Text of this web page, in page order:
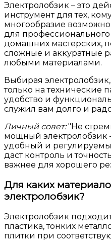
Электролобзик – это
инструмент для тех,
многообразие
для
домашних мастерских,
сложные и аккуратные
любыми материалами.
Выбирая
только на технические
удобство и
служил вам долго и
Личный совет: Не
мощный электролобзик
удобный и
даст контроль и
важнее для хорошего
Для каких
электролобзик?
Электролобзик
пластика, тонких
плитки при